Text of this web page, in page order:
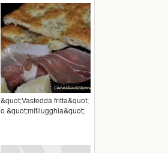
&quot;Vastedda fritta&quot;
o &quot;mitilugghia&quot;